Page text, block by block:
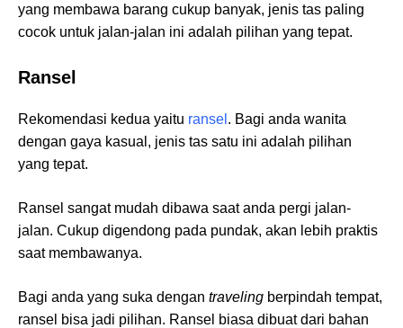
yang membawa barang cukup banyak, jenis tas paling
cocok untuk jalan-jalan ini adalah pilihan yang tepat.
Ransel
Rekomendasi kedua yaitu ransel . Bagi anda wanita
dengan gaya kasual, jenis tas satu ini adalah pilihan
yang tepat.
Ransel sangat mudah dibawa saat anda pergi jalan-
jalan. Cukup digendong pada pundak, akan lebih praktis
saat membawanya.
Bagi anda yang suka dengan traveling berpindah tempat,
ransel bisa jadi pilihan. Ransel biasa dibuat dari bahan